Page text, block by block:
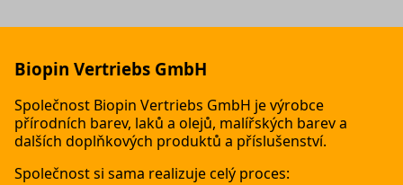
Biopin Vertriebs GmbH
Společnost Biopin Vertriebs GmbH je výrobce
přírodních barev, laků a olejů, malířských barev a
dalších doplňkových produktů a příslušenství.
Společnost si sama realizuje celý proces: